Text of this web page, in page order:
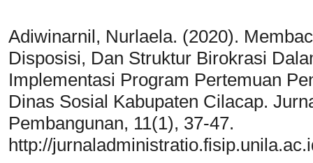
Adiwinarnil, Nurlaela. (2020).
Disposisi, Dan Struktur Birokrasi
Implementasi Program Pertemuan
Dinas Sosial Kabupaten Cilacap.
Pembangunan, 11(1), 37-47.
http://